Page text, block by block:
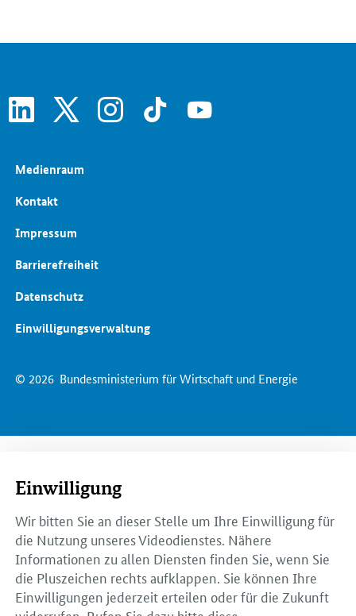
Energiepreise und Transparenz für Verbraucher
linkedin instagram tiktok youtube
© 2026 Bundesministerium für Wirtschaft und Energie
Medienraum
Kontakt
Impressum
Barrierefreiheit
Datenschutz
Einwilligungsverwaltung
Einwilligung
Wir bitten Sie an dieser Stelle um Ihre Einwilligung für
die Nutzung unseres Videodienstes. Nähere
Informationen zu allen Diensten finden Sie, wenn Sie
die Pluszeichen rechts aufklappen. Sie können Ihre
Einwilligungen jederzeit erteilen oder für die Zukunft